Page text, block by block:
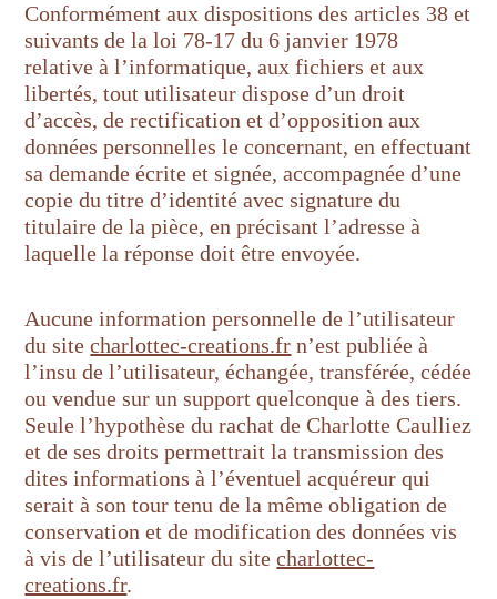
Conformément aux dispositions des articles 38 et
suivants de la loi 78-17 du 6 janvier 1978
relative à l’informatique, aux fichiers et aux
libertés, tout utilisateur dispose d’un droit
d’accès, de rectification et d’opposition aux
données personnelles le concernant, en effectuant
sa demande écrite et signée, accompagnée d’une
copie du titre d’identité avec signature du
titulaire de la pièce, en précisant l’adresse à
laquelle la réponse doit être envoyée.
Aucune information personnelle de l’utilisateur
du sitecharlottec-creations.fr n’est publiée à
l’insu de l’utilisateur, échangée, transférée, cédée
ou vendue sur un support quelconque à des tiers.
Seule l’hypothèse du rachat de Charlotte Caulliez
et de ses droits permettrait la transmission des
dites informations à l’éventuel acquéreur qui
serait à son tour tenu de la même obligation de
conservation et de modification des données vis
à vis de l’utilisateur du sitecharlottec-
creations.fr.